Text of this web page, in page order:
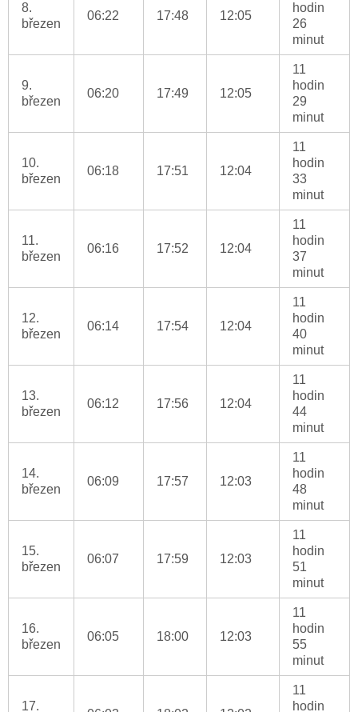
8.
březen
06:22 17:48 12:05
hodin
26
minut
9.
březen
06:20 17:49 12:05
11
hodin
29
minut
10.
březen
06:18 17:51 12:04
11
hodin
33
minut
11.
březen
06:16 17:52 12:04
11
hodin
37
minut
12.
březen
06:14 17:54 12:04
11
hodin
40
minut
13.
březen
06:12 17:56 12:04
11
hodin
44
minut
14.
březen
06:09 17:57 12:03
11
hodin
48
minut
15.
březen
06:07 17:59 12:03
11
hodin
51
minut
16.
březen
06:05 18:00 12:03
11
hodin
55
minut
17.
11
hodin